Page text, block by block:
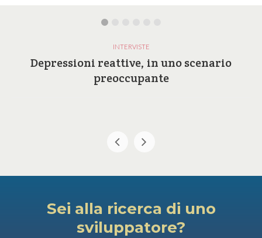
INTERVISTE
Depressioni reattive, in uno scenario
preoccupante
Sei alla ricerca di uno
sviluppatore?